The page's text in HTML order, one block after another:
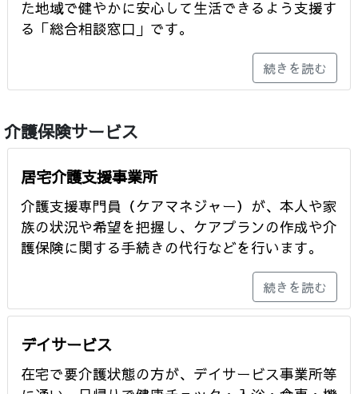
た地域で健やかに安心して生活できるよう支援す
る「総合相談窓口」です。
続きを読む
介護保険サービス
居宅介護支援事業所
介護支援専門員（ケアマネジャー）が、本人や家
族の状況や希望を把握し、ケアプランの作成や介
護保険に関する手続きの代行などを行います。
続きを読む
デイサービス
在宅で要介護状態の方が、デイサービス事業所等